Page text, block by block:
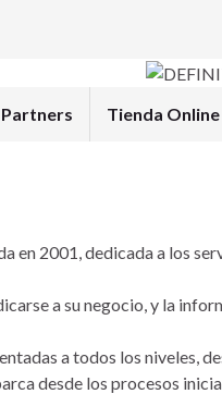
Partners Tienda Online
en 2001, dedicada a los
a su negocio, y la
a todos los niveles,
desde los procesos